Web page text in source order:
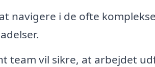
navigere i de ofte
team vil sikre, at arbejdet